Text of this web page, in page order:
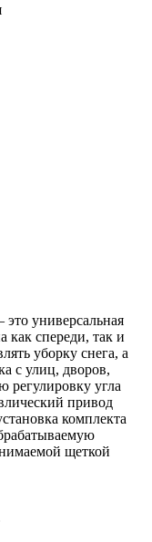
универсальная
как спереди, так и
уборку снега, а
с улиц, дворов,
регулировку угла
привод
комплекта
щеткой